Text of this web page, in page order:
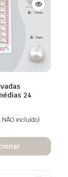
24
NÃO incluído)